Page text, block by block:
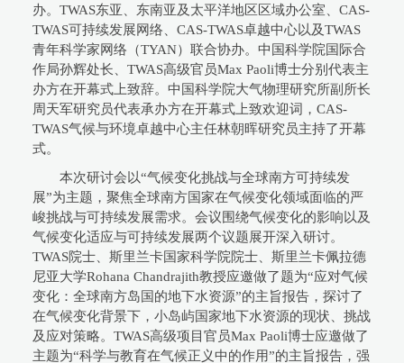
办。TWAS东亚、东南亚及太平洋地区区域办公室、CAS-
TWAS可持续发展网络、CAS-TWAS卓越中心以及TWAS
青年科学家网络（TYAN）联合协办。中国科学院国际合
作局孙辉处长、TWAS高级官员Max Paoli博士分别代表主
办方在开幕式上致辞。中国科学院大气物理研究所副所长
周天军研究员代表承办方在开幕式上致欢迎词，CAS-
TWAS气候与环境卓越中心主任林朝晖研究员主持了开幕
式。
本次研讨会以“气候变化挑战与全球南方可持续发
展”为主题，聚焦全球南方国家在气候变化领域面临的严
峻挑战与可持续发展需求。会议围绕气候变化的影响以及
气候变化适应与可持续发展两个议题展开深入研讨。
TWAS院士、斯里兰卡国家科学院院士、斯里兰卡佩拉德
尼亚大学Rohana Chandrajith教授应邀做了题为“应对气候
变化：全球南方岛国的地下水资源”的主旨报告，探讨了
在气候变化背景下，小岛屿国家地下水资源的现状、挑战
及应对策略。TWAS高级项目官员Max Paoli博士应邀做了
主题为“科学与教育在气候正义中的作用”的主旨报告，强